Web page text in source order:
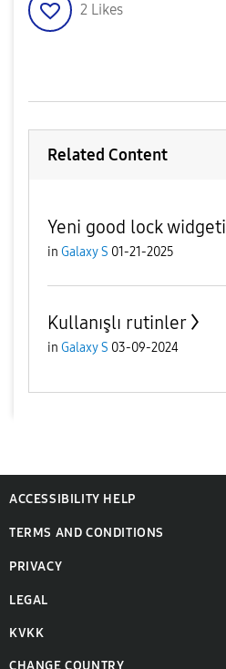
2 Likes
Related Content
Yeni good lock widgeti
in Galaxy S 01-21-2025
Kullanışlı rutinler
in Galaxy S 03-09-2024
ACCESSIBILITY HELP
TERMS AND CONDITIONS
PRIVACY
LEGAL
KVKK
CHANGE COUNTRY